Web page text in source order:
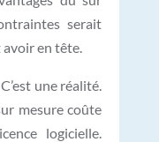
serait
en tête.
C’est une réalité.
mesure coûte
logicielle.